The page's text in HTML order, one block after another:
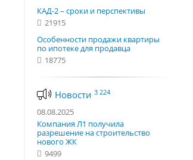
КАД-2 – сроки и перспективы
21915
Особенности продажи квартиры
по ипотеке для продавца
18775
Новости 3 224
08.08.2025
Компания Л1 получила
разрешение на строительство
нового ЖК
9499